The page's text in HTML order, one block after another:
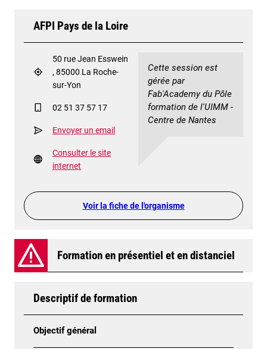
AFPI Pays de la Loire
50 rue Jean Esswein
, 85000 La Roche-
sur-Yon
02 51 37 57 17
Envoyer un email
Consulter le site
internet
Cette session est
gérée par
Fab'Academy du Pôle
formation de l'UIMM -
Centre de Nantes
Voir la fiche de l'organisme
Formation en présentiel et en distanciel
Descriptif de formation
Objectif général